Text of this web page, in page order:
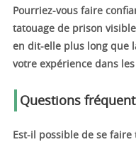
Pourriez-vous faire
tatouage de prison
en dit-elle plus long que
votre expérience dans
Questions
Est-il possible de se